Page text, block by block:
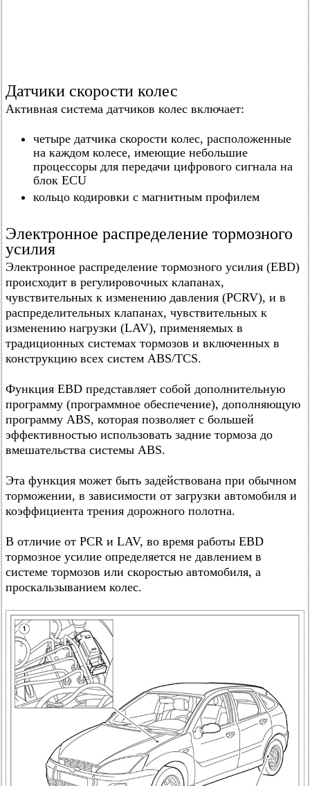
Датчики скорости колес
Активная система датчиков колес включает:
четыре датчика скорости колес, расположенные
на каждом колесе, имеющие небольшие
процессоры для передачи цифрового сигнала на
блок ECU
кольцо кодировки с магнитным профилем
Электронное распределение тормозного
усилия
Электронное распределение тормозного усилия (EBD)
происходит в регулировочных клапанах,
чувствительных к изменению давления (PCRV), и в
распределительных клапанах, чувствительных к
изменению нагрузки (LAV), применяемых в
традиционных системах тормозов и включенных в
конструкцию всех систем ABS/TCS.
Функция EBD представляет собой дополнительную
программу (программное обеспечение), дополняющую
программу ABS, которая позволяет с большей
эффективностью использовать задние тормоза до
вмешательства системы ABS.
Эта функция может быть задействована при обычном
торможении, в зависимости от загрузки автомобиля и
коэффициента трения дорожного полотна.
В отличие от PCR и LAV, во время работы EBD
тормозное усилие определяется не давлением в
системе тормозов или скоростью автомобиля, а
проскальзыванием колес.